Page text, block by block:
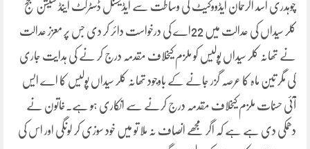
چوہدری اسد الرحمان ایڈووکیٹ کی وساطت سے ایڈیشنل ڈسٹرکٹ اینڈ سیشن جج
کلر سیداں کی عدالت میں 22اے کی درخواست دائر کر دی جس پر معزز عدالت
نے تھانہ کلر سیداں پولیس کو ملزم کیخلاف مقدمہ درج کر نے کی ہدایت جاری
کی مگر تین ماہ کا عرصہ گزر جانے کے باوجود تھانہ کلر سیداں پولیس کا اے ایس
آئی حسنات ملزم کیخلاف مقدمہ درج کرنے سے انکاری ہو ہے۔خاتون نے
دھمکی دی ہے ہے کہ اگر مجھے انصاف نہ ملا تو میں خود سوزی کر لونگی اور اس کی